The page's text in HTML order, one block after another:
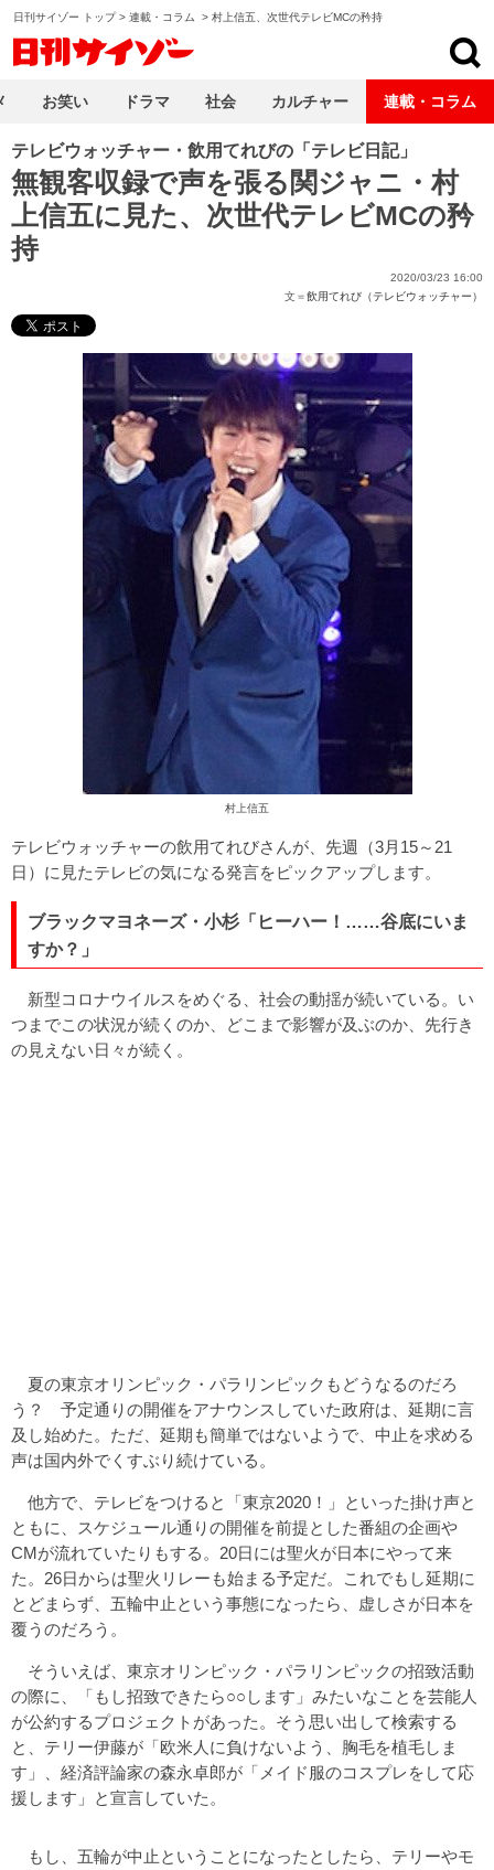
日刊サイゾー トップ> 連載・コラム > 村上信五、次世代テレビMCの矜持
テレビウォッチャー・飲用てれびの「テレビ日記」
無観客収録で声を張る関ジャニ・村
上信五に見た、次世代テレビMCの矜
持
2020/03/23 16:00
文＝飲用てれび（テレビウォッチャー）
村上信五
テレビウォッチャーの飲用てれびさんが、先週（3月15～21
日）に見たテレビの気になる発言をピックアップします。
ブラックマヨネーズ・小杉「ヒーハー！……谷底にいま
すか？」
新型コロナウイルスをめぐる、社会の動揺が続いている。い
つまでこの状況が続くのか、どこまで影響が及ぶのか、先行き
の見えない日々が続く。
夏の東京オリンピック・パラリンピックもどうなるのだろ
う？ 予定通りの開催をアナウンスしていた政府は、延期に言
及し始めた。ただ、延期も簡単ではないようで、中止を求める
声は国内外でくすぶり続けている。
他方で、テレビをつけると「東京2020！」といった掛け声と
ともに、スケジュール通りの開催を前提とした番組の企画や
CMが流れていたりもする。20日には聖火が日本にやって来
た。26日からは聖火リレーも始まる予定だ。これでもし延期に
とどまらず、五輪中止という事態になったら、虚しさが日本を
覆うのだろう。
そういえば、東京オリンピック・パラリンピックの招致活動
の際に、「もし招致できたら○○します」みたいなことを芸能人
が公約するプロジェクトがあった。そう思い出して検索する
と、テリー伊藤が「欧米人に負けないよう、胸毛を植毛しま
す」、経済評論家の森永卓郎が「メイド服のコスプレをして応
援します」と宣言していた。
もし、五輪が中止ということになったとしたら、テリーやモ
お笑い ドラマ 社会 カルチャー 連載・コラム